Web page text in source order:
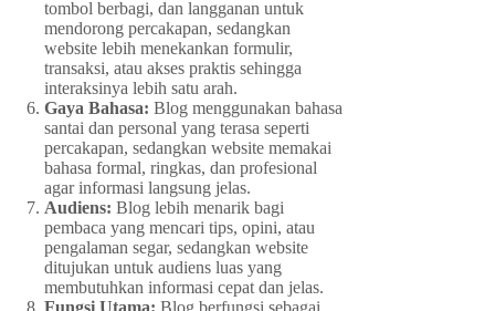
tombol berbagi, dan langganan untuk
mendorong percakapan, sedangkan
website lebih menekankan formulir,
transaksi, atau akses praktis sehingga
interaksinya lebih satu arah.
Gaya Bahasa: Blog menggunakan bahasa
santai dan personal yang terasa seperti
percakapan, sedangkan website memakai
bahasa formal, ringkas, dan profesional
agar informasi langsung jelas.
Audiens: Blog lebih menarik bagi
pembaca yang mencari tips, opini, atau
pengalaman segar, sedangkan website
ditujukan untuk audiens luas yang
membutuhkan informasi cepat dan jelas.
Fungsi Utama: Blog berfungsi sebagai